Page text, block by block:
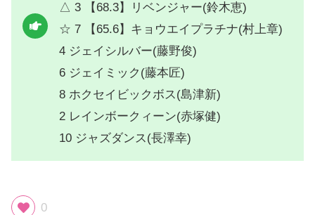
△ 3 【68.3】リベンジャー(鈴木恵)
☆ 7 【65.6】キョウエイプラチナ(村上章)
4 ジェイシルバー(藤野俊)
6 ジェイミック(藤本匠)
8 ホクセイビックボス(島津新)
2 レインボークィーン(赤塚健)
10 ジャズダンス(長澤幸)
0